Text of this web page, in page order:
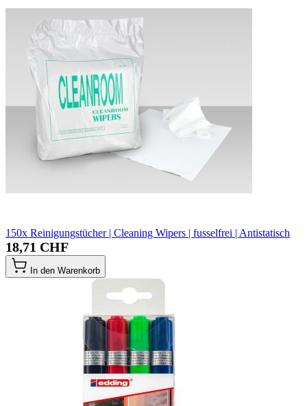
150x Reinigungstücher | Cleaning Wipers | fusselfrei | Antistatisch
18,71 CHF
In den Warenkorb